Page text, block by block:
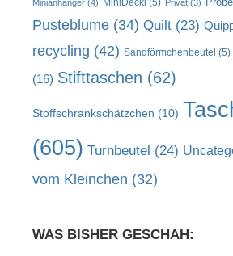
Minianhänger(4) Privat(3)
Pusteblume(34) Quilt(23)
recycling (42) Sandförmchenbeutel (5)
(16) Stifttaschen (62)
Stoffschrankschätzchen (10)
(605) Turnbeutel (24)
vom Kleinchen (32)
WAS BISHER GESCHAH: